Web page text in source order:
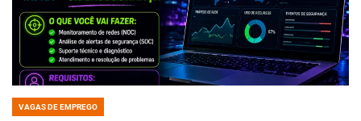
POSTED
VAGAS DE EMPREGO